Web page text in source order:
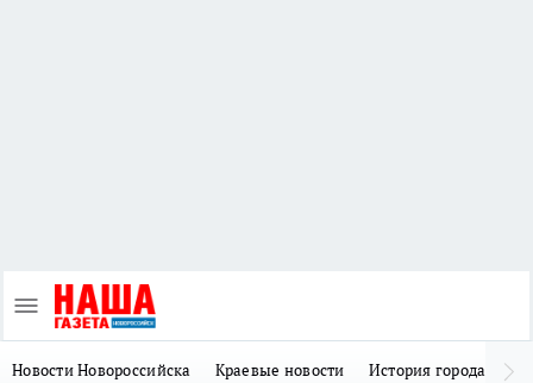
Новости Новороссийска Краевые новости История города Н